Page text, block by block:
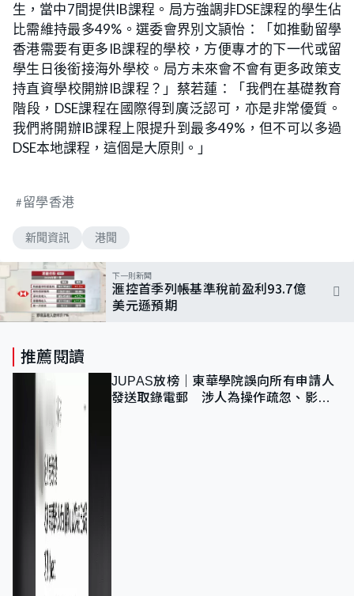
生，當中7間提供IB課程。局方強調非DSE課程的學生佔
比需維持最多49%。選委會界別文頴怡：「如推動留學
香港需要有更多IB課程的學校，方便專才的下一代或留
學生日後銜接海外學校。局方未來會不會有更多政策支
持直資學校開辦IB課程？」蔡若蓮：「我們在基礎教育
階段，DSE課程在國際得到廣泛認可，亦是非常優質。
我們將開辦IB課程上限提升到最多49%，但不可以多過
DSE本地課程，這個是大原則。」
留學香港
新聞資訊 港聞
下一則新聞
滙控首季列帳基準稅前盈利93.7億
美元遜預期
推薦閱讀
JUPAS放榜｜東華學院誤向所有申請人
發送取錄電郵 涉人為操作疏忽、影響